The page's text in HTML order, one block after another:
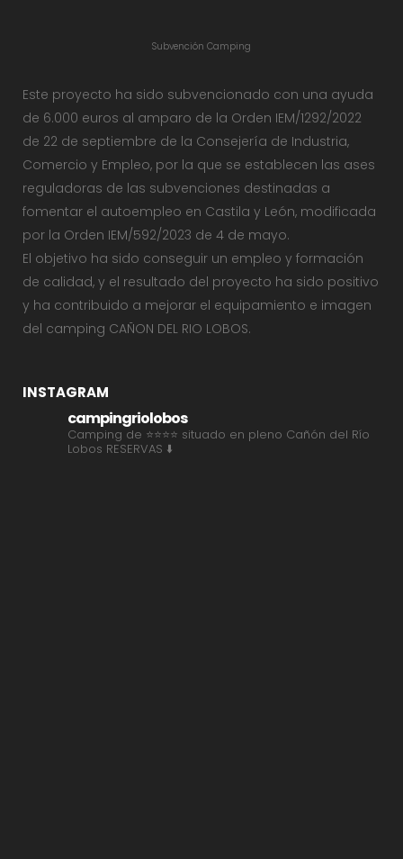
Subvención Camping
Este proyecto ha sido subvencionado con una ayuda
de 6.000 euros al amparo de la Orden IEM/1292/2022
de 22 de septiembre de la Consejería de Industria,
Comercio y Empleo, por la que se establecen las ases
reguladoras de las subvenciones destinadas a
fomentar el autoempleo en Castila y León, modificada
por la Orden IEM/592/2023 de 4 de mayo.
El objetivo ha sido conseguir un empleo y formación
de calidad, y el resultado del proyecto ha sido positivo
y ha contribuido a mejorar el equipamiento e imagen
del camping CAÑON DEL RIO LOBOS.
INSTAGRAM
campingriolobos
Camping de ⭐⭐⭐⭐ situado en pleno Cañón del Río
Lobos RESERVAS ⬇️